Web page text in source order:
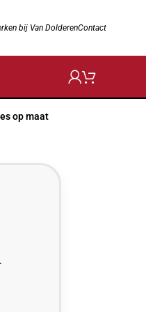
bij Van DolderenContact
op maat